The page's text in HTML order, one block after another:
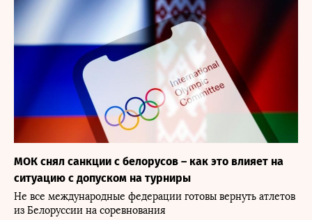
МОК снял санкции с белорусов – как это влияет на
ситуацию с допуском на турниры
Не все международные федерации готовы вернуть атлетов
из Белоруссии на соревнования